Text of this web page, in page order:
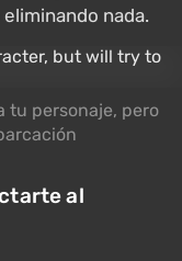
nada.
tu personaje, pero
al